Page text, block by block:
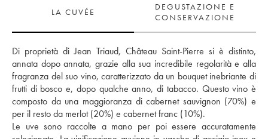
LA CUVÉE
DEGUSTAZIONE E
CONSERVAZIONE
Di proprietà di Jean Triaud, Château Saint-Pierre si è distinto,
annata dopo annata, grazie alla sua incredibile regolarità e alla
fragranza del suo vino, caratterizzato da un bouquet inebriante di
frutti di bosco e, dopo qualche anno, di tabacco. Questo vino è
composto da una maggioranza di cabernet sauvignon (70%) e
per il resto da merlot (20%) e cabernet franc (10%).
Le uve sono raccolte a mano per poi essere accuratamente